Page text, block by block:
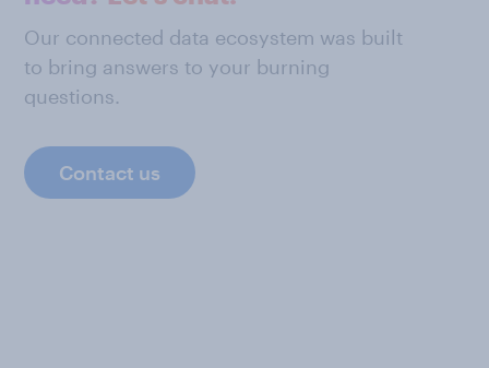
Our connected data ecosystem was built
to bring answers to your burning
questions.
Contact us